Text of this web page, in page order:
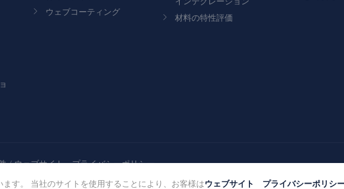
ウェブコーティング
インテグレーション
材料の特性評価
/ウェブサイト プライバシーポリシー
す。 当社のサイトを使用することにより、お客様はウェブサイト プライバシーポリシ